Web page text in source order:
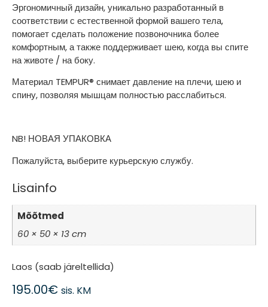
Эргономичный дизайн, уникально разработанный в
соответствии с естественной формой вашего тела,
помогает сделать положение позвоночника более
комфортным, а также поддерживает шею, когда вы спите
на животе / на боку.
Материал TEMPUR®️ снимает давление на плечи, шею и
спину, позволяя мышцам полностью расслабиться.
NB! НОВАЯ УПАКОВКА
Пожалуйста, выберите курьерскую службу.
Lisainfo
Mõõtmed
60 × 50 × 13 cm
Laos (saab järeltellida)
195.00€ sis. KM